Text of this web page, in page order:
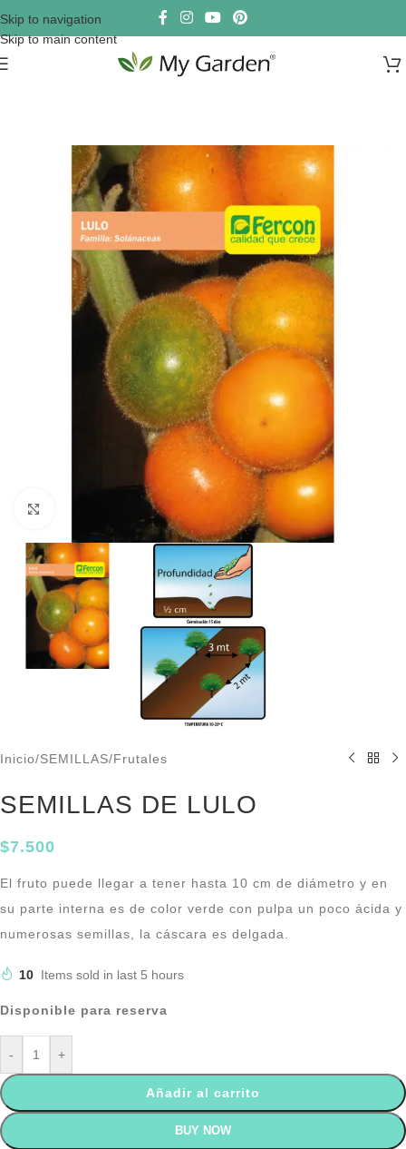
Skip to navigation
Skip to main content
Inicio/SEMILLAS/Frutales
SEMILLAS DE LULO
$7.500
El fruto puede llegar a tener hasta 10 cm de diámetro y en
su parte interna es de color verde con pulpa un poco ácida y
numerosas semillas, la cáscara es delgada.
10 Items sold in last 5 hours
Disponible para reserva
- +
Añadir al carrito
BUY NOW